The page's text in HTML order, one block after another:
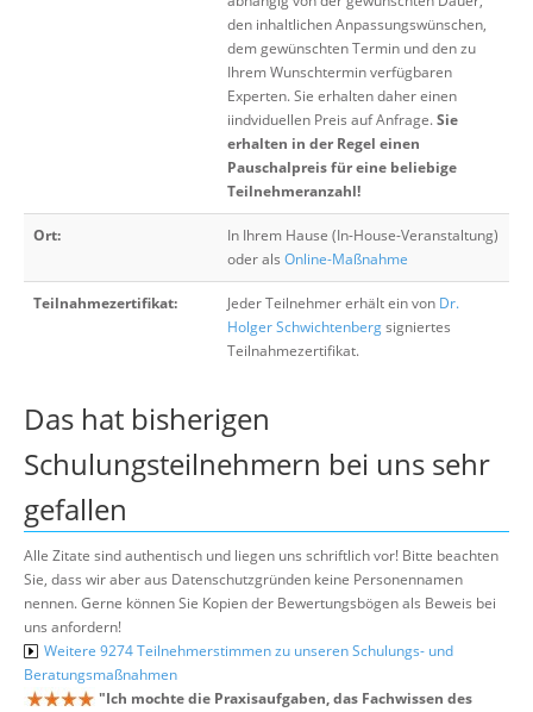
den inhaltlichen Anpassungswünschen,
dem gewünschten Termin und den zu
Ihrem Wunschtermin verfügbaren
Experten. Sie erhalten daher einen
iindviduellen Preis auf Anfrage.Sie
erhalten in der Regel einen
Pauschalpreis für eine beliebige
Teilnehmeranzahl!
Ort:
In Ihrem Hause (In-House-Veranstaltung)
oder als Online-Maßnahme
Teilnahmezertifikat: Jeder Teilnehmer erhält ein von Dr.
Holger Schwichtenbergsigniertes
Teilnahmezertifikat.
Das hat bisherigen
Schulungsteilnehmern bei uns sehr
gefallen
Alle Zitate sind authentisch und liegen uns schriftlich vor! Bitte beachten
Sie, dass wir aber aus Datenschutzgründen keine Personennamen
nennen. Gerne können Sie Kopien der Bewertungsbögen als Beweis bei
uns anfordern!
Weitere 9274 Teilnehmerstimmen zu unseren Schulungs- und
Beratungsmaßnahmen
"Ich mochte die Praxisaufgaben, das Fachwissen des